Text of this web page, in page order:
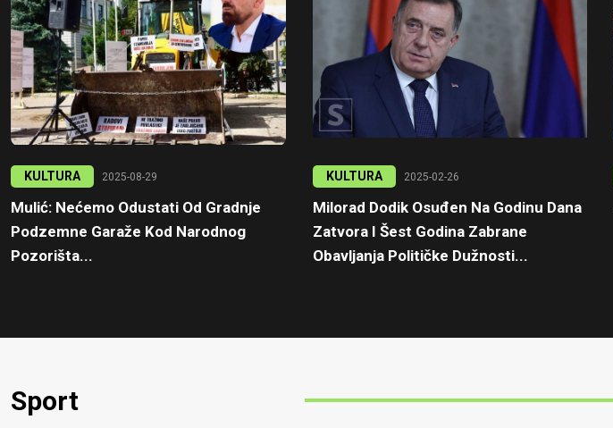
KULTURA 2025-08-29
Mulić: Nećemo Odustati Od Gradnje
Podzemne Garaže Kod Narodnog
Pozorišta...
KULTURA 2025-02-26
Milorad Dodik Osuđen Na Godinu Dana
Zatvora I Šest Godina Zabrane
Obavljanja Političke Dužnosti...
Sport